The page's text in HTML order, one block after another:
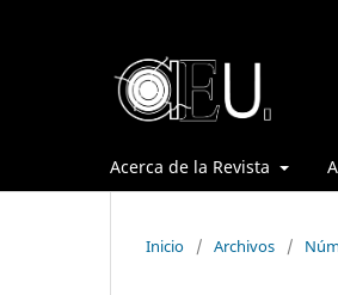
Acerca de la Revista
Inicio / Archivos /